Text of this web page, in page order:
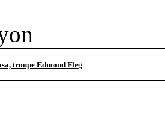
troupe Edmond Fleg